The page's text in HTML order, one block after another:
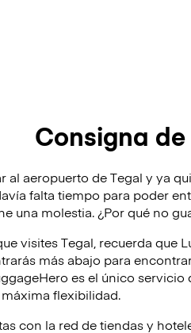
Consigna
al aeropuerto de Tegal y ya
falta tiempo para poder
una molestia. ¿Por qué no
visites Tegal, recuerda que
más abajo para
es el único
flexibilidad.
con la red de tiendas y